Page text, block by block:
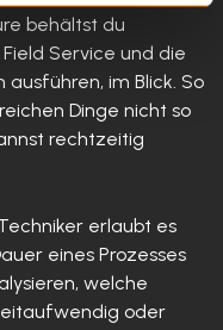
behältst du
Service und die
im Blick. So
Dinge nicht so
rechtzeitig
erlaubt es
eines Prozesses
welche
oder